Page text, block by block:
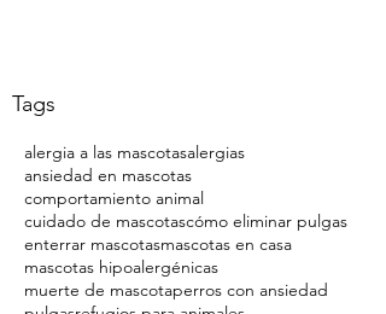
Tags
alergia a las mascotasalergias
ansiedad en mascotas
comportamiento animal
cuidado de mascotascómo eliminar pulgas
enterrar mascotasmascotas en casa
mascotas hipoalergénicas
muerte de mascotaperros con ansiedad